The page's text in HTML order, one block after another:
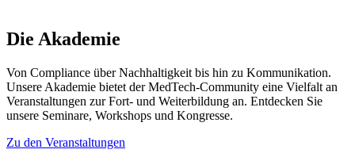
Die Akademie
Von Compliance über Nachhaltigkeit bis hin zu Kommunikation.
Unsere Akademie bietet der MedTech-Community eine Vielfalt an
Veranstaltungen zur Fort- und Weiterbildung an. Entdecken Sie
unsere Seminare, Workshops und Kongresse.
Zu den Veranstaltungen